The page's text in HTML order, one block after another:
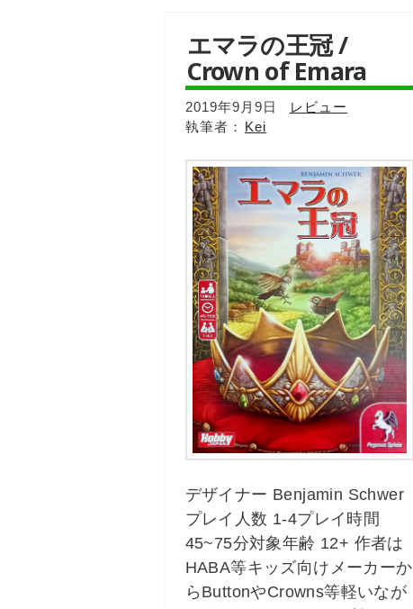
エマラの王冠 /
Crown of Emara
2019年9月9日
レビュー
Kei
デザイナー Benjamin Schwer
プレイ人数 1-4プレイ時間
45~75分対象年齢 12+ 作者は
HABA等キッズ向けメーカーか
らButtonやCrowns等軽いなが